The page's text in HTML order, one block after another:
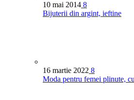
10 mai 2014 8
Bijuterii din argint, ieftine
16 martie 2022 8
Moda pentru femei plinute,